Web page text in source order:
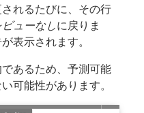
れるたびに、その行
ビューなしに戻りま
表示されます。
あるため、予測可能
可能性があります。